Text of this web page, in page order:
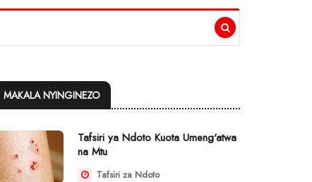
MAKALA NYINGINEZO
Tafsiri ya Ndoto Kuota Umeng'atwa
na Mtu
Tafsiri za Ndoto